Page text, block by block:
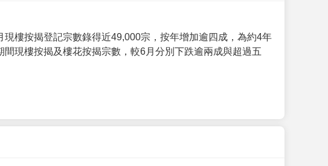
樓按揭登記宗數錄得近49,000宗，按年增加逾四成，為約4年
現樓按揭及樓花按揭宗數，較6月分別下跌逾兩成與超過五